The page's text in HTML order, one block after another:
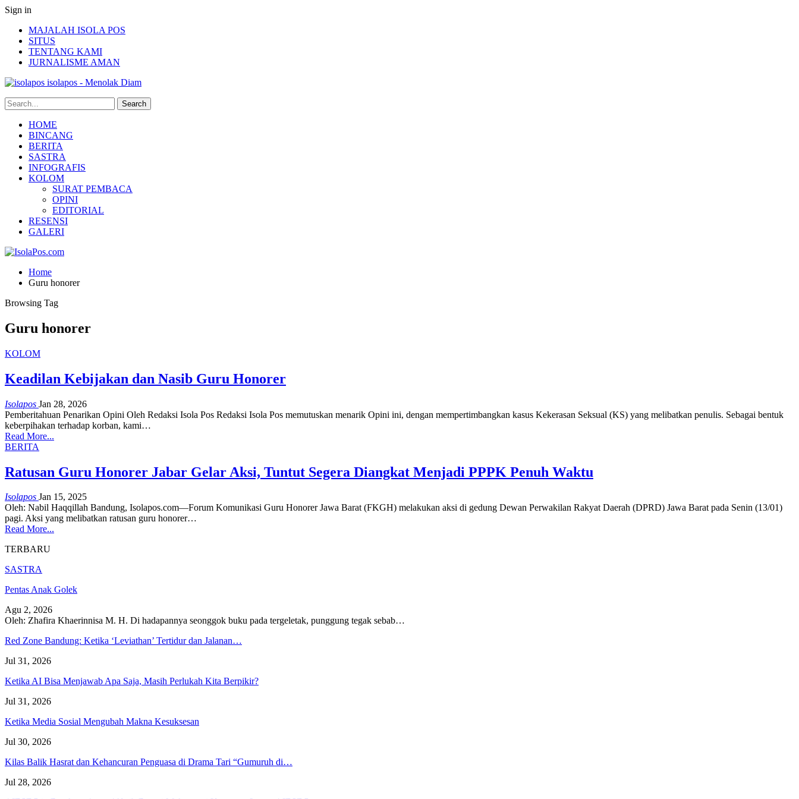
Sign in
MAJALAH ISOLA POS
SITUS
TENTANG KAMI
JURNALISME AMAN
isolapos - Menolak Diam
HOME
BINCANG
BERITA
SASTRA
INFOGRAFIS
KOLOM
SURAT PEMBACA
OPINI
EDITORIAL
RESENSI
GALERI
Home
Guru honorer
Browsing Tag
Guru honorer
KOLOM
Keadilan Kebijakan dan Nasib Guru Honorer
Isolapos Jan 28, 2026
Pemberitahuan Penarikan Opini Oleh Redaksi Isola Pos Redaksi Isola Pos memutuskan menarik Opini ini, dengan mempertimbangkan kasus Kekerasan Seksual (KS) yang melibatkan penulis. Sebagai bentuk
keberpihakan terhadap korban, kami…
Read More...
BERITA
Ratusan Guru Honorer Jabar Gelar Aksi, Tuntut Segera Diangkat Menjadi PPPK Penuh Waktu
Isolapos Jan 15, 2025
Oleh: Nabil Haqqillah Bandung, Isolapos.com—Forum Komunikasi Guru Honorer Jawa Barat (FKGH) melakukan aksi di gedung Dewan Perwakilan Rakyat Daerah (DPRD) Jawa Barat pada Senin (13/01)
pagi. Aksi yang melibatkan ratusan guru honorer…
Read More...
TERBARU
SASTRA
Pentas Anak Golek
Agu 2, 2026
Oleh: Zhafira Khaerinnisa M. H. Di hadapannya seonggok buku pada tergeletak, punggung tegak sebab…
Red Zone Bandung: Ketika ‘Leviathan’ Tertidur dan Jalanan…
Jul 31, 2026
Ketika AI Bisa Menjawab Apa Saja, Masih Perlukah Kita Berpikir?
Jul 31, 2026
Ketika Media Sosial Mengubah Makna Kesuksesan
Jul 30, 2026
Kilas Balik Hasrat dan Kehancuran Penguasa di Drama Tari “Gumuruh di…
Jul 28, 2026